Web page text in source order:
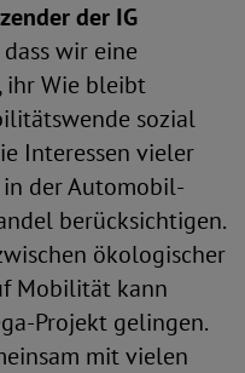
der IG
wir eine
ihr Wie bleibt
sozial
Interessen vieler
der Automobil-
berücksichtigen.
ökologischer
Mobilität kann
Projekt gelingen.
mit vielen